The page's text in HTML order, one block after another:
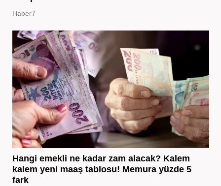
Haber7
Hangi emekli ne kadar zam alacak? Kalem
kalem yeni maaş tablosu! Memura yüzde 5
fark